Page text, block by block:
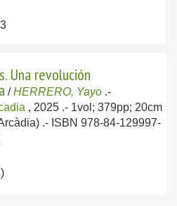
3
Una revolución
/HERRERO, Yayo .-
, 2025 .- 1vol; 379pp; 20cm
.- ISBN 978-84-129997-